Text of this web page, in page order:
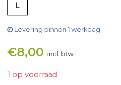
L
Levering binnen 1 werkdag
€8,00 incl. btw
1 op voorraad